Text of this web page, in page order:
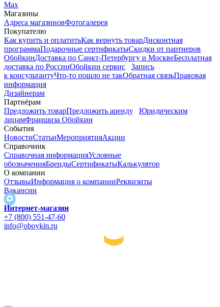
Max
Магазины
Адреса магазиновФотогалерея
Покупателю
Как купить и оплатитьКак вернуть товарДисконтная
программаПодарочные сертификатыСкидки от партнеров
ОбойкинДоставка по Санкт-Петербургу и МосквеБесплатная
доставка по РоссииОбойкин сервис
Запись
к консультантуЧто-то пошло не такОбратная связьПравовая
информация
Дизайнерам
Партнёрам
Предложить товарПредложить аренду
Юридическим
лицамФраншиза Обойкин
События
НовостиСтатьиМероприятияАкции
Справочник
Справочная информацияУсловные
обозначенияБрендыСертификатыКалькулятор
О компании
ОтзывыИнформация о компанииРеквизиты
Вакансии
Интернет-магазин
+7 (800) 551-47-60
info@oboykin.ru